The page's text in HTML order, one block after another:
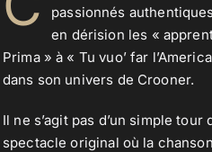
passionnés
en dérision les «
Prima » à « Tu vuo’ far
dans son univers de Crooner.
Il ne s’agit pas d’un simple tour
spectacle original où la